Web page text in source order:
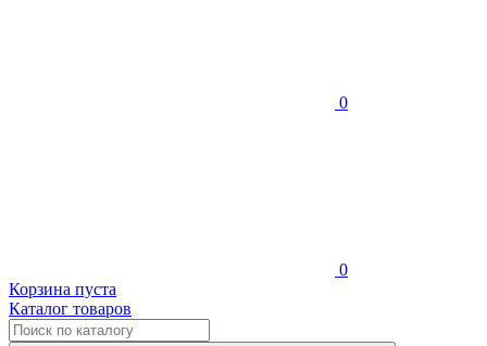
0
0
Корзина пуста
Каталог товаров